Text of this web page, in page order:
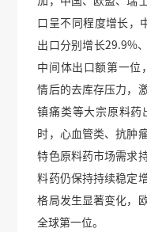
口呈不同程度增长，
出口分别增长29.9%
中间体出口额第一位
情后的去库存压力，
镇痛类等大宗原料药
时，心血管类、抗肿
特色原料药市场需求
料药仍保持持续稳定
格局发生显著变化，
全球第一位。